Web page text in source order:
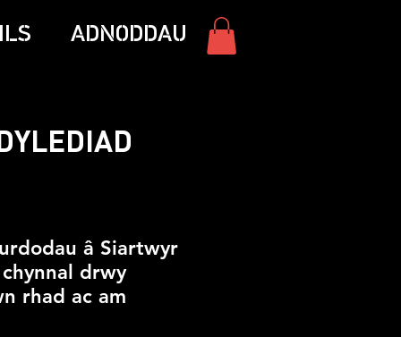
ADNODDAU
â Siartwyr
drwy
rhad ac am